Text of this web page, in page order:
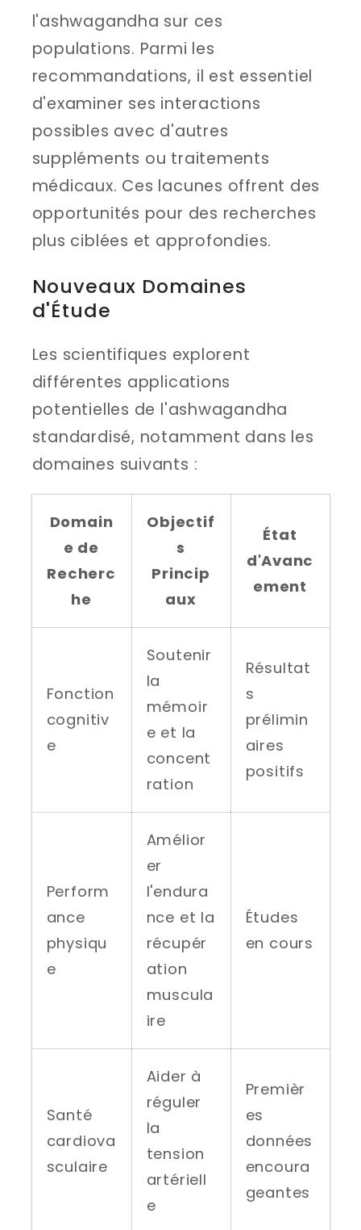
l'ashwagandha sur ces
populations. Parmi les
recommandations, il est essentiel
d'examiner ses interactions
possibles avec d'autres
suppléments ou traitements
médicaux. Ces lacunes offrent des
opportunités pour des recherches
plus ciblées et approfondies.
Nouveaux Domaines
d'Étude
Les scientifiques explorent
différentes applications
potentielles de l'ashwagandha
standardisé, notamment dans les
domaines suivants :
Domain
e de
Recherc
he
Objectif
s
Princip
aux
État
d'Avanc
ement
Fonction
cognitiv
e
Soutenir
la
mémoir
e et la
concent
ration
Résultat
s
prélimin
aires
positifs
Perform
ance
physiqu
e
Amélior
er
l'endura
nce et la
récupér
ation
muscula
ire
Études
en cours
Santé
cardiova
sculaire
Aider à
réguler
la
tension
artériell
e
Premièr
es
données
encoura
geantes